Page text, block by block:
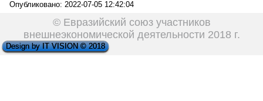
Опубликовано: 2022-07-05 12:42:04
© Евразийский союз участников
внешнеэкономической деятельности 2018 г.
Design by IT VISION © 2018